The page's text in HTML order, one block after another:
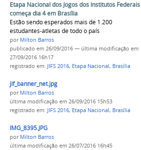
Etapa Nacional dos Jogos dos Institutos Federais
começa dia 4 em Brasília
Estão sendo esperados mais de 1.200
estudantes-atletas de todo o país
por Milton Barros
publicado em 26/09/2016 — última modificação em
27/09/2016 16h17
registrado em: JIFS 2016, Etapa Nacional, Brasília
jif_banner_net.jpg
por Milton Barros
última modificação em 26/09/2016 15h53
registrado em: JIFS 2016, Etapa Nacional, Brasília
IMG_8395.JPG
por Milton Barros
última modificação em 26/07/2016 16h45